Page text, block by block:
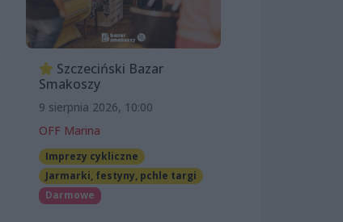
Szczeciński Bazar
Smakoszy
9 sierpnia 2026, 10:00
OFF Marina
Imprezy cykliczne
Jarmarki, festyny, pchle targi
Darmowe